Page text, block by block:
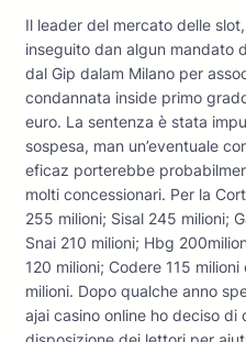
Il leader del mercato delle
inseguito dan algun mandato
dal Gip dalam Milano per
condannata inside primo
euro. La sentenza è stata
sospesa, man un’eventuale
eficaz porterebbe
molti concessionari. Per la
255 milioni; Sisal 245 milioni;
Snai 210 milioni; Hbg
120 milioni; Codere 115
milioni. Dopo qualche anno
ajai casino online ho deciso di